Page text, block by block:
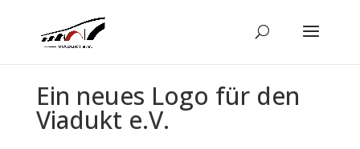
Ein neues Logo für den
Viadukt e.V.